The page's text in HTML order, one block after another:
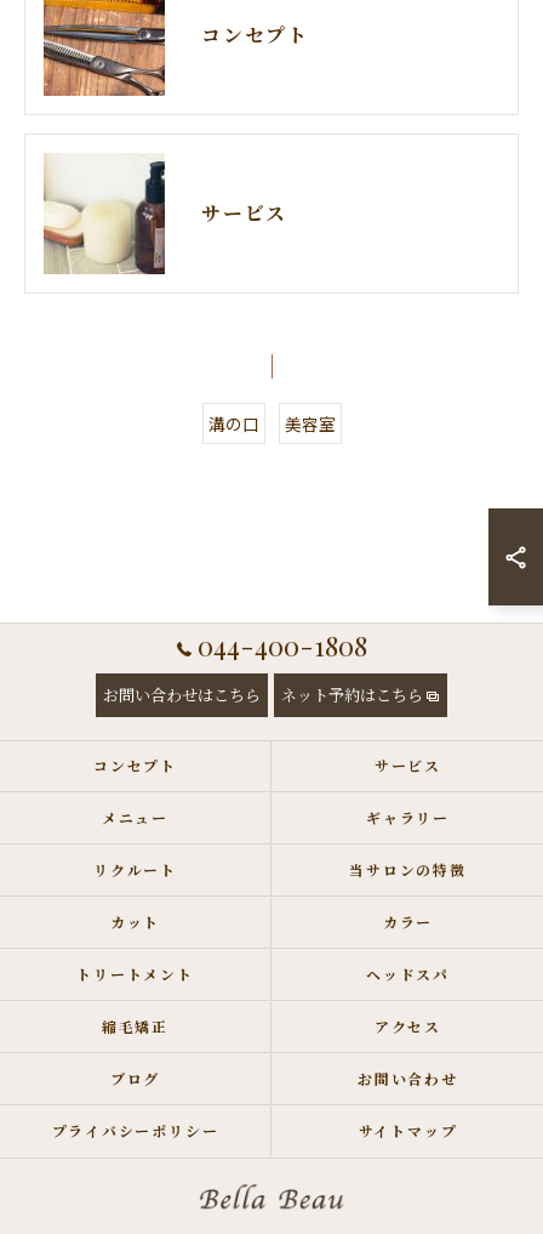
コンセプト
サービス
溝の口 美容室
044-400-1808
お問い合わせはこちら ネット予約はこちら
コンセプト サービス
メニュー ギャラリー
リクルート 当サロンの特徴
カット カラー
トリートメント ヘッドスパ
縮毛矯正 アクセス
ブログ お問い合わせ
プライバシーポリシー サイトマップ